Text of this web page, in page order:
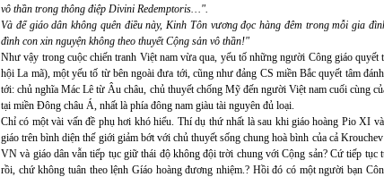
vô thần trong thông điệp Divini Redemptoris…".
Và để giáo dân không quên điều này, Kinh Tôn vương đọc hàng đêm trong mỗi gia
đình con xin nguyện không theo thuyết Cộng sản vô thần!"
Như vậy trong cuộc chiến tranh Việt nam vừa qua, yếu tố những người Công giáo
hội La mã), một yếu tố từ bên ngoài đưa tới, cũng như đảng CS miền Bắc quyết tâm
tới: chủ nghĩa Mác Lê từ Âu châu, chủ thuyết chống Mỹ đến người Việt nam cuối cùng
tại miền Đông châu Á, nhất là phía đông nam giàu tài nguyên đủ loại.
Chỉ có một vài vấn đề phụ hơi khó hiểu. Thí dụ thứ nhất là sau khi giáo hoàng Pio XI
giáo trên bình diện thế giới giảm bớt với chủ thuyết sống chung hoà bình của cả
VN và giáo dân vẫn tiếp tục giữ thái độ không đội trời chung với Cộng sản? Cứ tiếp tục
rồi, chứ không tuân theo lệnh Gíáo hoàng đương nhiệm.? Hồi đó có một người bạn